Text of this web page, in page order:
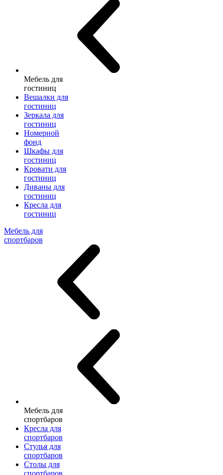
Мебель для
гостиниц
Вешалки для
гостиниц
Зеркала для
гостиниц
Номерной
фонд
Шкафы для
гостиниц
Кровати для
гостиниц
Диваны для
гостиниц
Кресла для
гостиниц
Мебель для
спортбаров
Мебель для
спортбаров
Кресла для
спортбаров
Стулья для
спортбаров
Столы для